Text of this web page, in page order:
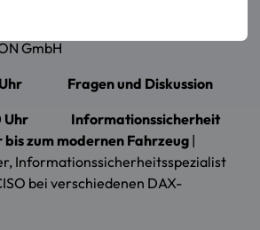
Uhr Integration von IT-
GmbH
Uhr Fragen und Diskussion
Uhr Informationssicherheit
zum modernen Fahrzeug |
Informationssicherheitsspezialist
bei verschiedenen DAX-